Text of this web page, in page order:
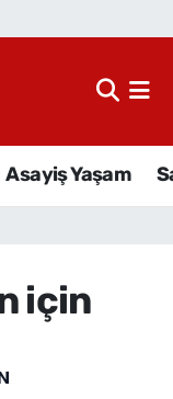
Asayiş Yaşam
için